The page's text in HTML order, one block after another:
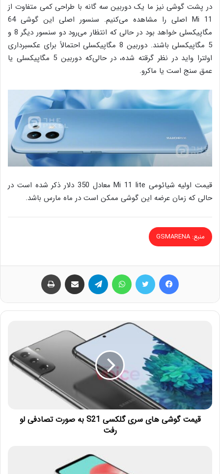
در پشت گوشی نیز ما یک دوربین سه گانه با طراحی کمی متفاوت از
Mi 11 اصلی را مشاهده می‌کنیم. سنسور اصلی این گوشی 64
مگاپیکسلی خواهد بود در حالی که انتظار می‌رود دو سنسور دیگر 8 و
5 مگاپیکسلی باشند. دوربین 8 مگاپیکسلی احتمالاً برای عکسبرداری
اولترا واید در نظر گرقته شده، در حالی‌که دوربین 5 مگاپیکسلی یا
عمق سنج است یا ماکرو.
قیمت اولیه شیائومی Mi 11 lite معادل 350 دلار ذکر شده است در
حالی که زمان عرضه این گوشی ممکن است در ماه مارس باشد.
منبع: GSMARENA
قیمت گوشی‌ های سری گلکسی S21 به صورت تصادفی لو
رفت